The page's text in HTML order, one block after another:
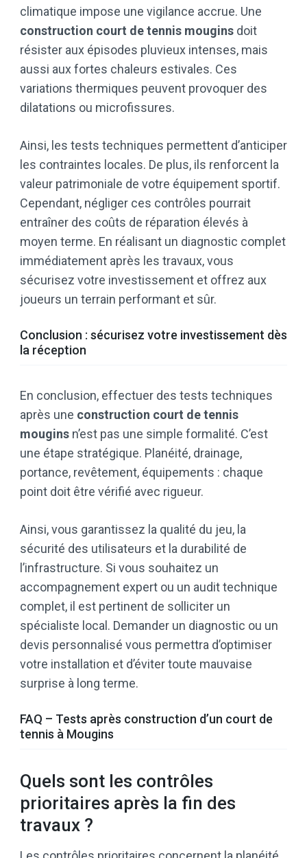
climatique impose une vigilance accrue. Une
construction court de tennis mougins doit
résister aux épisodes pluvieux intenses, mais
aussi aux fortes chaleurs estivales. Ces
variations thermiques peuvent provoquer des
dilatations ou microfissures.
Ainsi, les tests techniques permettent d’anticiper
les contraintes locales. De plus, ils renforcent la
valeur patrimoniale de votre équipement sportif.
Cependant, négliger ces contrôles pourrait
entraîner des coûts de réparation élevés à
moyen terme. En réalisant un diagnostic complet
immédiatement après les travaux, vous
sécurisez votre investissement et offrez aux
joueurs un terrain performant et sûr.
Conclusion : sécurisez votre investissement dès
la réception
En conclusion, effectuer des tests techniques
après une construction court de tennis
mougins n’est pas une simple formalité. C’est
une étape stratégique. Planéité, drainage,
portance, revêtement, équipements : chaque
point doit être vérifié avec rigueur.
Ainsi, vous garantissez la qualité du jeu, la
sécurité des utilisateurs et la durabilité de
l’infrastructure. Si vous souhaitez un
accompagnement expert ou un audit technique
complet, il est pertinent de solliciter un
spécialiste local. Demander un diagnostic ou un
devis personnalisé vous permettra d’optimiser
votre installation et d’éviter toute mauvaise
surprise à long terme.
FAQ – Tests après construction d’un court de
tennis à Mougins
Quels sont les contrôles
prioritaires après la fin des
travaux ?